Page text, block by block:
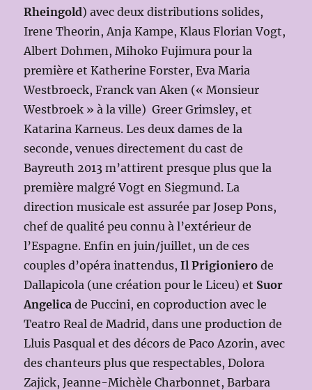
Rheingold) avec deux distributions solides,
Irene Theorin, Anja Kampe, Klaus Florian Vogt,
Albert Dohmen, Mihoko Fujimura pour la
première et Katherine Forster, Eva Maria
Westbroeck, Franck van Aken (« Monsieur
Westbroek » à la ville) Greer Grimsley, et
Katarina Karneus. Les deux dames de la
seconde, venues directement du cast de
Bayreuth 2013 m’attirent presque plus que la
première malgré Vogt en Siegmund. La
direction musicale est assurée par Josep Pons,
chef de qualité peu connu à l’extérieur de
l’Espagne. Enfin en juin/juillet, un de ces
couples d’opéra inattendus,Il Prigioniero de
Dallapicola (une création pour le Liceu) et Suor
Angelicade Puccini, en coproduction avec le
Teatro Real de Madrid, dans une production de
Lluis Pasqual et des décors de Paco Azorin, avec
des chanteurs plus que respectables, Dolora
Zajick, Jeanne-Michèle Charbonnet, Barbara